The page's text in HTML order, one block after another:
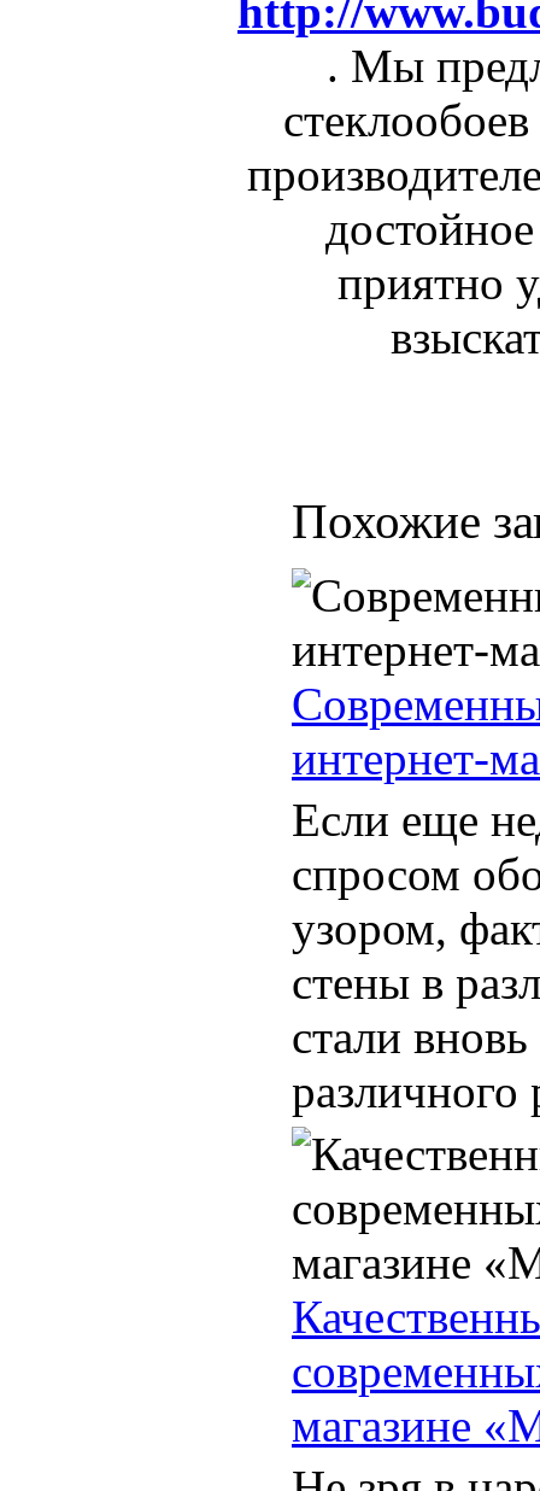
http://
. Мы
приятно
Похожие
интернет-
Если еще
спросом
узором,
стены в
стали
различного
магазине